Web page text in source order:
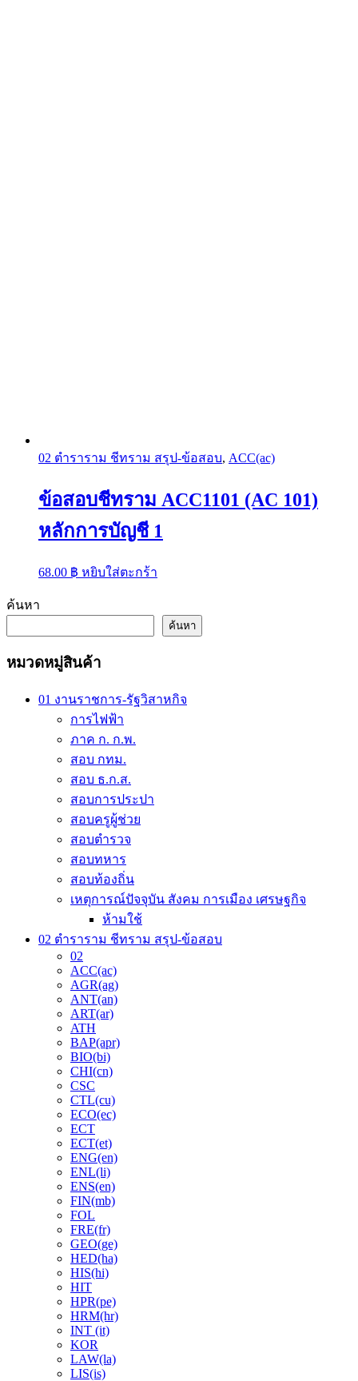
02 ตำราราม ชีทราม สรุป-ข้อสอบ, ACC(ac)
ข้อสอบชีทราม ACC1101 (AC 101)
หลักการบัญชี 1
68.00 ฿ หยิบใส่ตะกร้า
ค้นหา
ค้นหา
หมวดหมู่สินค้า
01 งานราชการ-รัฐวิสาหกิจ
การไฟฟ้า
ภาค ก. ก.พ.
สอบ กทม.
สอบ ธ.ก.ส.
สอบการประปา
สอบครูผู้ช่วย
สอบตำรวจ
สอบทหาร
สอบท้องถิ่น
เหตุการณ์ปัจจุบัน สังคม การเมือง เศรษฐกิจ
ห้ามใช้
02 ตำราราม ชีทราม สรุป-ข้อสอบ
02
ACC(ac)
AGR(ag)
ANT(an)
ART(ar)
ATH
BAP(apr)
BIO(bi)
CHI(cn)
CSC
CTL(cu)
ECO(ec)
ECT
ECT(et)
ENG(en)
ENL(li)
ENS(en)
FIN(mb)
FOL
FRE(fr)
GEO(ge)
HED(ha)
HIS(hi)
HIT
HPR(pe)
HRM(hr)
INT (it)
KOR
LAW(la)
LIS(is)